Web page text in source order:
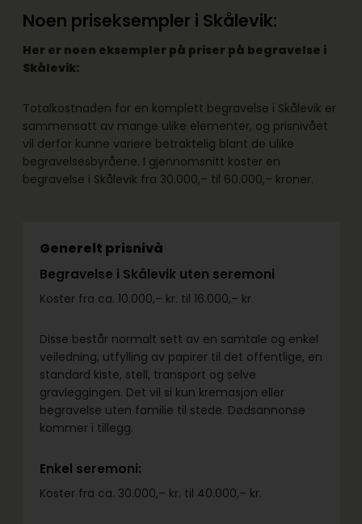
Noen priseksempler i Skålevik:
Her er noen eksempler på priser på begravelse i
Skålevik:
Totalkostnaden for en komplett begravelse i Skålevik er
sammensatt av mange ulike elementer, og prisnivået
vil derfor kunne variere betraktelig blant de ulike
begravelsesbyråene. I gjennomsnitt koster en
begravelse i Skålevik fra 30.000,– til 60.000,– kroner.
Generelt prisnivå
Begravelse i Skålevik uten seremoni
Koster fra ca. 10.000,– kr. til 16.000,– kr.
Disse består normalt sett av en samtale og enkel
veiledning, utfylling av papirer til det offentlige, en
standard kiste, stell, transport og selve
gravleggingen. Det vil si kun kremasjon eller
begravelse uten familie til stede. Dødsannonse
kommer i tillegg.
Enkel seremoni:
Koster fra ca. 30.000,– kr. til 40.000,– kr.